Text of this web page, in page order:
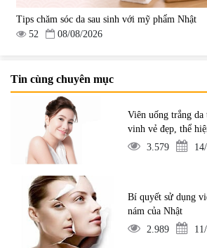
Tips chăm sóc da sau sinh với mỹ phẩm Nhật
52
08/08/2026
Tin cùng chuyên mục
Viên uống trắng
vinh vẻ đẹp, thể
3.579
Bí quyết sử dụng
nám của Nhật
2.989